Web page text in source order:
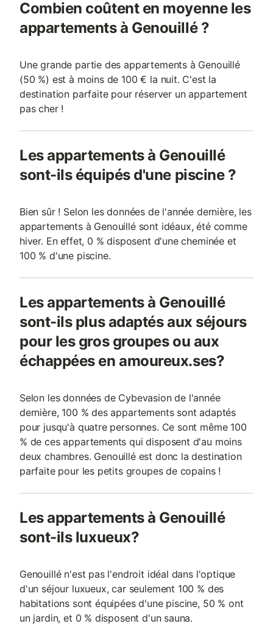
Combien coûtent en moyenne les
appartements à Genouillé ?
Une grande partie des appartements à Genouillé
(50 %) est à moins de 100 € la nuit. C'est la
destination parfaite pour réserver un appartement
pas cher !
Les appartements à Genouillé
sont-ils équipés d'une piscine ?
Bien sûr ! Selon les données de l'année dernière, les
appartements à Genouillé sont idéaux, été comme
hiver. En effet, 0 % disposent d'une cheminée et
100 % d'une piscine.
Les appartements à Genouillé
sont-ils plus adaptés aux séjours
pour les gros groupes ou aux
échappées en amoureux.ses?
Selon les données de Cybevasion de l'année
dernière, 100 % des appartements sont adaptés
pour jusqu'à quatre personnes. Ce sont même 100
% de ces appartements qui disposent d'au moins
deux chambres. Genouillé est donc la destination
parfaite pour les petits groupes de copains !
Les appartements à Genouillé
sont-ils luxueux?
Genouillé n'est pas l'endroit idéal dans l'optique
d'un séjour luxueux, car seulement 100 % des
habitations sont équipées d'une piscine, 50 % ont
un jardin, et 0 % disposent d'un sauna.